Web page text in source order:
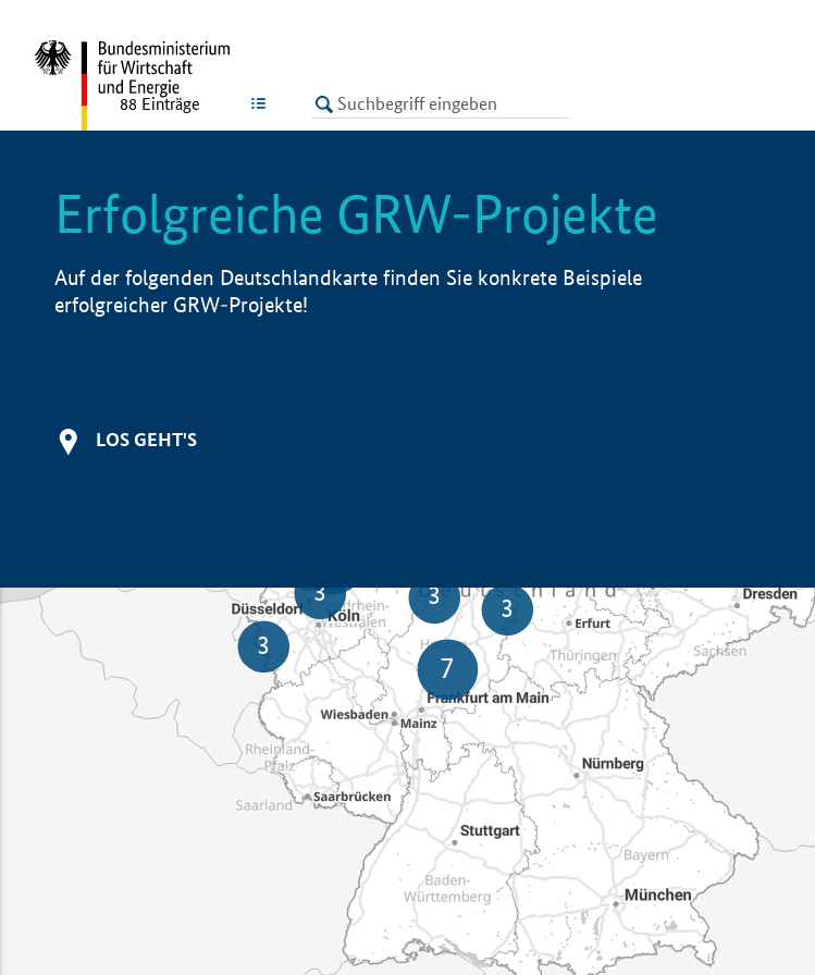
LISTE
88 Einträge
Erfolgreiche GRW-Projekte
Auf der folgenden Deutschlandkarte finden Sie konkrete Beispiele
erfolgreicher GRW-Projekte!
LOS GEHT'S